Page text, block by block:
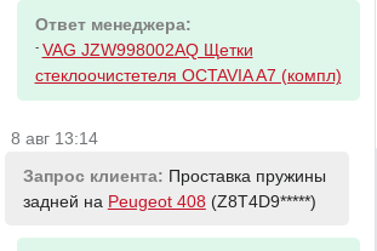
Ответ менеджера:
- VAG JZW998002AQ Щетки
стеклоочистетеля OCTAVIA A7 (компл)
8 авг 13:14
Запрос клиента: Проставка пружины
задней на Peugeot 408 (Z8T4D9*****)